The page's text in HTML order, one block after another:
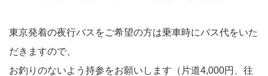
東京発着の夜行バスをご希望の方は乗車時にバス代をいた
だきますので、
お釣りのないよう持参をお願いします（片道4,000円、往